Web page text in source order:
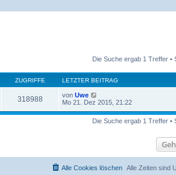
Die Suche ergab 1 Treffer •
ZUGRIFFE LETZTER BEITRAG
318988 von Uwe
Mo 21. Dez 2015, 21:22
Die Suche ergab 1 Treffer •
Alle Zeiten sind
Alle Cookies löschen